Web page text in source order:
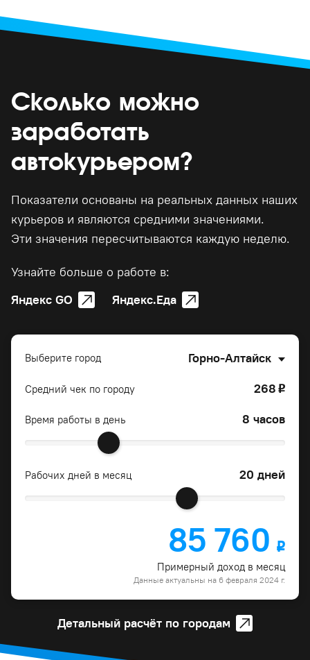
Сколько можно
заработать
автокурьером?
Показатели основаны на реальных данных наших
курьеров и являются средними значениями.
Эти значения пересчитываются каждую неделю.
Узнайте больше о работе в:
Яндекс GO
Яндекс.Еда
Выберите город Горно-Алтайск
Средний чек по городу 268 o
Время работы в день 8 часов
Рабочих дней в месяц 20 дней
Примерный доход в месяц
85 760 o
Данные актуальны на 6 февраля 2024 г.
Детальный расчёт по городам